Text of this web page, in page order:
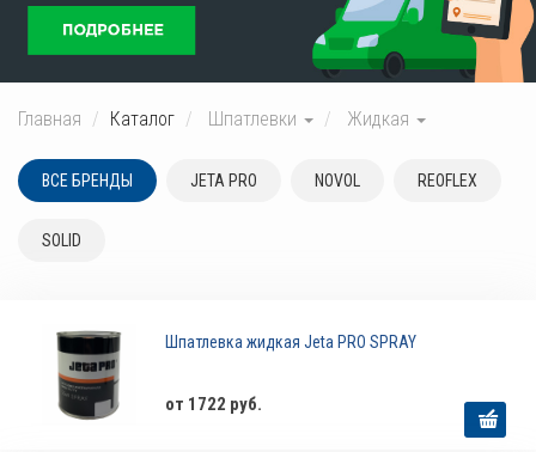
Главная Каталог Шпатлевки Жидкая
ВСЕ БРЕНДЫ JETA PRO NOVOL REOFLEX
SOLID
Шпатлевка жидкая Jeta PRO SPRAY
от 1722 руб.